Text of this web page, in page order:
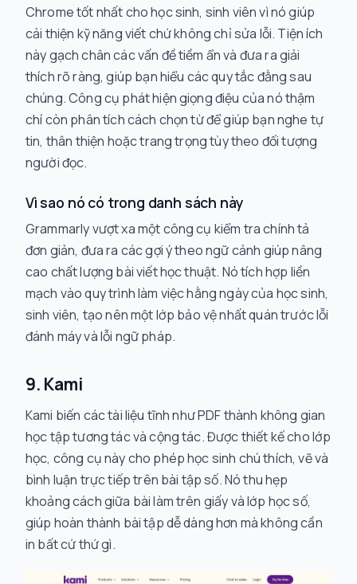
Chrome tốt nhất cho học sinh, sinh viên vì nó giúp
cải thiện kỹ năng viết chứ không chỉ sửa lỗi. Tiện ích
này gạch chân các vấn đề tiềm ẩn và đưa ra giải
thích rõ ràng, giúp bạn hiểu các quy tắc đằng sau
chúng. Công cụ phát hiện giọng điệu của nó thậm
chí còn phân tích cách chọn từ để giúp bạn nghe tự
tin, thân thiện hoặc trang trọng tùy theo đối tượng
người đọc.
Vì sao nó có trong danh sách này
Grammarly vượt xa một công cụ kiểm tra chính tả
đơn giản, đưa ra các gợi ý theo ngữ cảnh giúp nâng
cao chất lượng bài viết học thuật. Nó tích hợp liền
mạch vào quy trình làm việc hằng ngày của học sinh,
sinh viên, tạo nên một lớp bảo vệ nhất quán trước lỗi
đánh máy và lỗi ngữ pháp.
9. Kami
Kami biến các tài liệu tĩnh như PDF thành không gian
học tập tương tác và cộng tác. Được thiết kế cho lớp
học, công cụ này cho phép học sinh chú thích, vẽ và
bình luận trực tiếp trên bài tập số. Nó thu hẹp
khoảng cách giữa bài làm trên giấy và lớp học số,
giúp hoàn thành bài tập dễ dàng hơn mà không cần
in bất cứ thứ gì.